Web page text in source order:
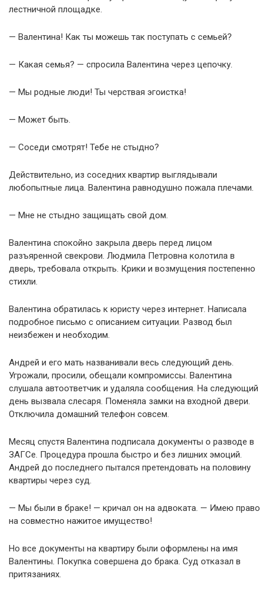
лестничной площадке.
— Валентина! Как ты можешь так поступать с семьей?
— Какая семья? — спросила Валентина через цепочку.
— Мы родные люди! Ты черствая эгоистка!
— Может быть.
— Соседи смотрят! Тебе не стыдно?
Действительно, из соседних квартир выглядывали
любопытные лица. Валентина равнодушно пожала плечами.
— Мне не стыдно защищать свой дом.
Валентина спокойно закрыла дверь перед лицом
разъяренной свекрови. Людмила Петровна колотила в
дверь, требовала открыть. Крики и возмущения постепенно
стихли.
Валентина обратилась к юристу через интернет. Написала
подробное письмо с описанием ситуации. Развод был
неизбежен и необходим.
Андрей и его мать названивали весь следующий день.
Угрожали, просили, обещали компромиссы. Валентина
слушала автоответчик и удаляла сообщения. На следующий
день вызвала слесаря. Поменяла замки на входной двери.
Отключила домашний телефон совсем.
Месяц спустя Валентина подписала документы о разводе в
ЗАГСе. Процедура прошла быстро и без лишних эмоций.
Андрей до последнего пытался претендовать на половину
квартиры через суд.
— Мы были в браке! — кричал он на адвоката. — Имею право
на совместно нажитое имущество!
Но все документы на квартиру были оформлены на имя
Валентины. Покупка совершена до брака. Суд отказал в
притязаниях.